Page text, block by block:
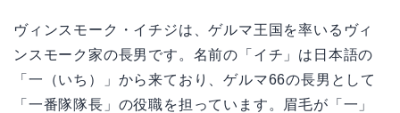
ヴィンスモーク・イチジは、ゲルマ王国を率いるヴィ
ンスモーク家の長男です。名前の「イチ」は日本語の
「一（いち）」から来ており、ゲルマ66の長男として
「一番隊隊長」の役職を担っています。眉毛が「一」